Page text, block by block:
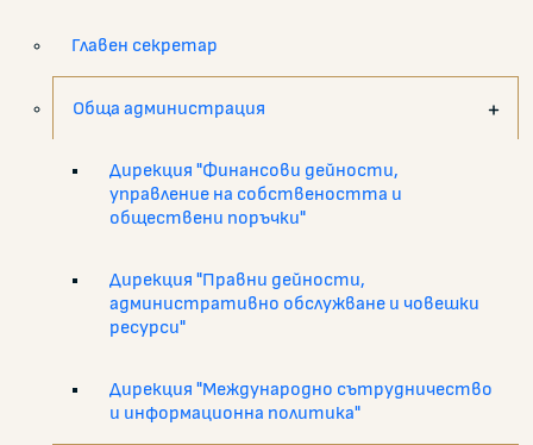
Главен секретар
Обща администрация
Дирекция "Финансови дейности,
управление на собствеността и
обществени поръчки"
Дирекция "Правни дейности,
административно обслужване и човешки
ресурси"
Дирекция "Международно сътрудничество
и информационна политика"